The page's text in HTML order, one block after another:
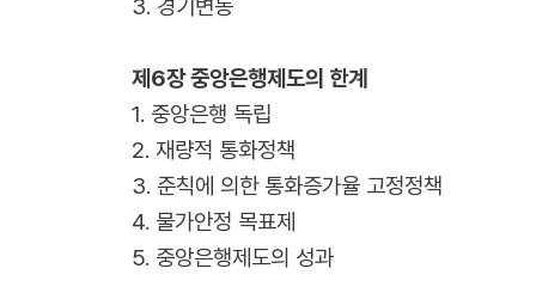
3. 경기변동
제6장 중앙은행제도의 한계
1. 중앙은행 독립
2. 재량적 통화정책
3. 준칙에 의한 통화증가율 고정정책
4. 물가안정 목표제
5. 중앙은행제도의 성과